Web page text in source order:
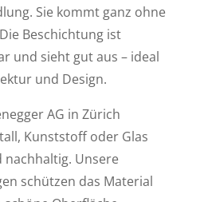
Sie kommt ganz ohne
Beschichtung ist
und sieht gut aus – ideal
und Design.
AG in Zürich
Kunststoff oder Glas
nachhaltig. Unsere
schützen das Material